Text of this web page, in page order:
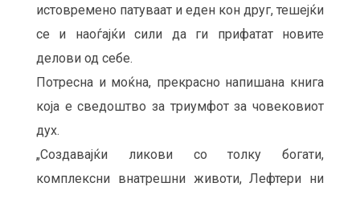
истовремено патуваат и еден кон друг, тешејќи
се и наоѓајќи сили да ги прифатат новите
делови од себе.
Потресна и моќна, прекрасно напишана книга
која е сведоштво за триумфот за човековиот
дух.
„Создавајќи ликови со толку богати,
комплексни внатрешни животи, Лефтери ни